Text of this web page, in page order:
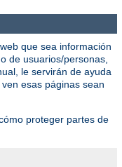
que sea información
de usuarios/personas,
le servirán de ayuda
esas páginas sean
proteger partes de